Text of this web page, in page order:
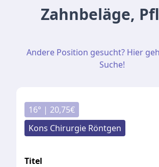
Zahnbeläge,
Andere Position gesucht? Hier
Suche!
16° | 20,75€
Kons Chirurgie Röntgen
Titel